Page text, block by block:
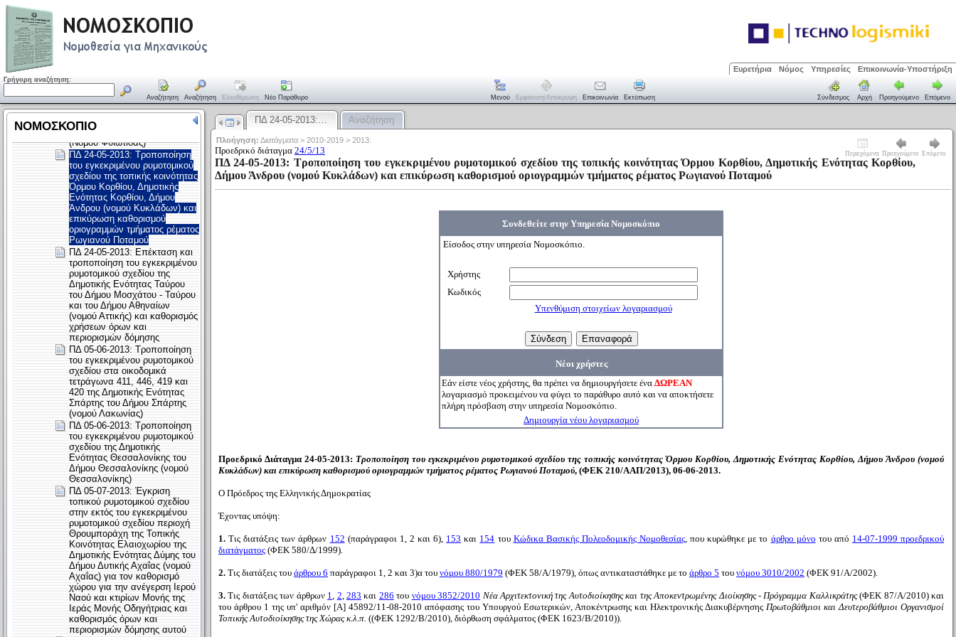
Ευρετήρια Νόμος Υπηρεσίες Επικοινωνία-Υποστήριξη
Γρήγορη αναζήτηση:
Αναζήτηση Αναζήτηση Ελευθέρωση Νέο Παράθυρο Μενού Εμφάνιση/απόκρυψη Επικοινωνία Εκτύπωση Σύνδεσμος Αρχή Προηγούμενο Επόμενο
ΠΔ 24-05-2013:… Αναζήτηση